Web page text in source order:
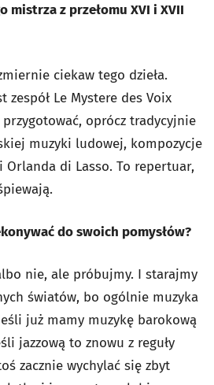
mistrza z przełomu XVI i XVII
ciekaw tego dzieła.
zespół Le Mystere des Voix
przygotować, oprócz tradycyjnie
muzyki ludowej, kompozycje
Orlanda di Lasso. To repertuar,
do swoich pomysłów?
nie, ale próbujmy. I starajmy
światów, bo ogólnie muzyka
już mamy muzykę barokową
jazzową to znowu z reguły
zacznie wychylać się zbyt